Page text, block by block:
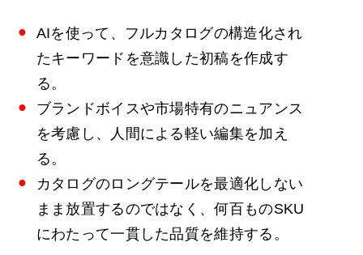
AIを使って、フルカタログの構造化され
たキーワードを意識した初稿を作成す
る。
ブランドボイスや市場特有のニュアンス
を考慮し、人間による軽い編集を加え
る。
カタログのロングテールを最適化しない
まま放置するのではなく、何百ものSKU
にわたって一貫した品質を維持する。